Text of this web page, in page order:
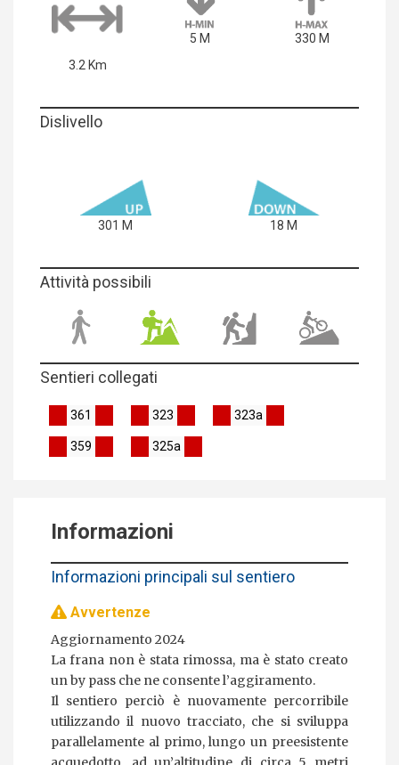
3.2 Km
5 M 330 M
Dislivello
301 M 18 M
Attività possibili
Sentieri collegati
361 323 323a
359 325a
Informazioni
Informazioni principali sul sentiero
Avvertenze
Aggiornamento 2024
La frana non è stata rimossa, ma è stato creato
un by pass che ne consente l’aggiramento.
Il sentiero perciò è nuovamente percorribile
utilizzando il nuovo tracciato, che si sviluppa
parallelamente al primo, lungo un preesistente